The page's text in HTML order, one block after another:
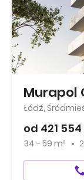
Murapol
Łódź,
od 421 554
34 - 59 m² 2